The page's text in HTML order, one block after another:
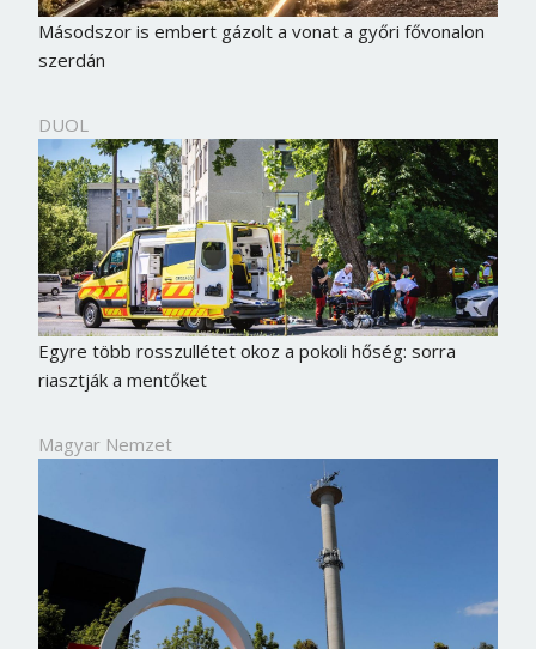
Másodszor is embert gázolt a vonat a győri fővonalon
szerdán
DUOL
Egyre több rosszullétet okoz a pokoli hőség: sorra
riasztják a mentőket
Magyar Nemzet